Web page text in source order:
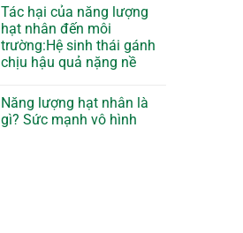
Tác hại của năng lượng
hạt nhân đến môi
trường:Hệ sinh thái gánh
chịu hậu quả nặng nề
Năng lượng hạt nhân là
gì? Sức mạnh vô hình